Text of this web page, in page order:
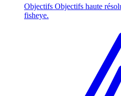
Objectifs Objectifs haute
fisheye.